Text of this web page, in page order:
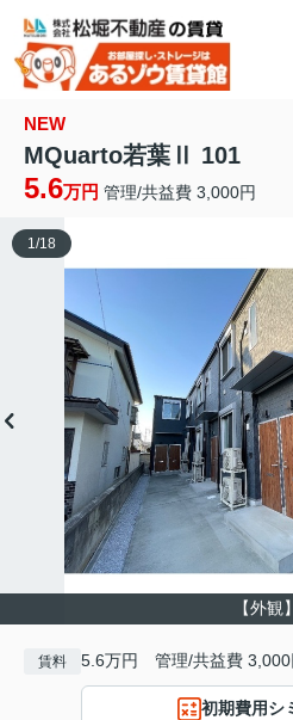
NEW
MQuarto若葉Ⅱ 101
5.6万円 管理/共益費 3,000円
【外観】
1/18
賃料 5.6万円 管理/共益費 3,000
初期費用シ